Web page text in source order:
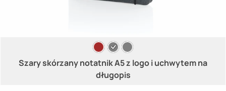
Szary skórzany notatnik A5 z logo i uchwytem na
długopis